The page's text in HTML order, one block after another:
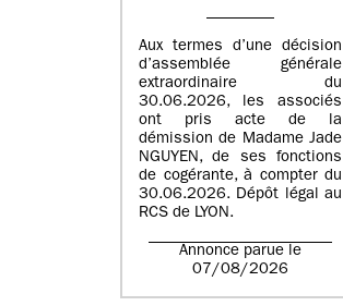
Aux termes d’une décision
d’assemblée générale
extraordinaire du
30.06.2026, les associés
ont pris acte de la
démission de Madame Jade
NGUYEN, de ses fonctions
de cogérante, à compter du
30.06.2026. Dépôt légal au
RCS de LYON.
Annonce parue le
07/08/2026